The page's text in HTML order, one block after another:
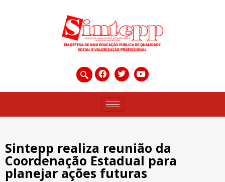
Sintepp realiza reunião da
Coordenação Estadual para
planejar ações futuras